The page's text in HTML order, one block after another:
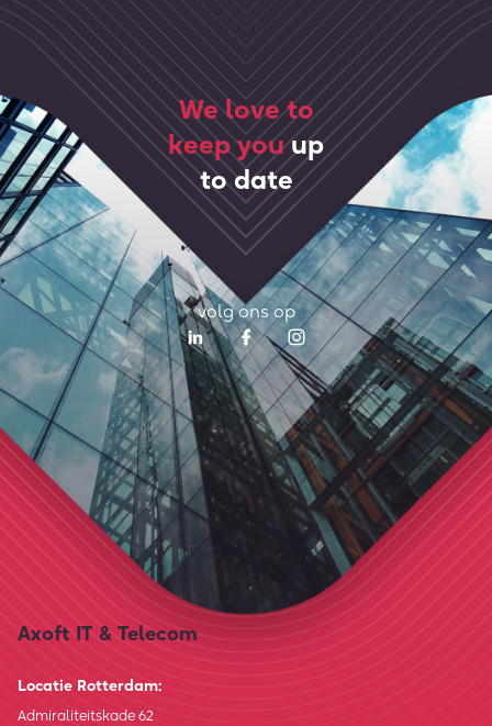
We love to
keep youup
to date
volg ons op
Axoft IT & Telecom
Locatie Rotterdam:
Admiraliteitskade 62